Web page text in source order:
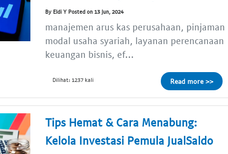
By Eldi Y Posted on 13 Jun, 2024
manajemen arus kas perusahaan, pinjaman
modal usaha syariah, layanan perencanaan
keuangan bisnis, ef...
Dilihat: 1237 kali Read more >>
Tips Hemat & Cara Menabung:
Kelola Investasi Pemula JualSaldo